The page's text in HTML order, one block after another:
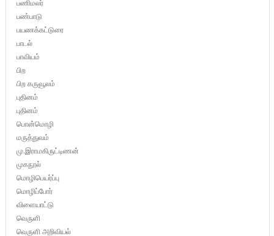
பணிமலர்
பண்பாடு
பயணக்கட்டுரை
பாடல்
பாவியம்
பிற
பிற கருவூலம்
புதினம்
புதினம்
பொன்மொழி
மருத்துவம்
மு.இராமகிருட்டிணன்
முகநூல்
மொழிபெயர்ப்பு
மொழிப்போர்
விளையாட்டு
வெருளி
வெருளி அறிவியல்